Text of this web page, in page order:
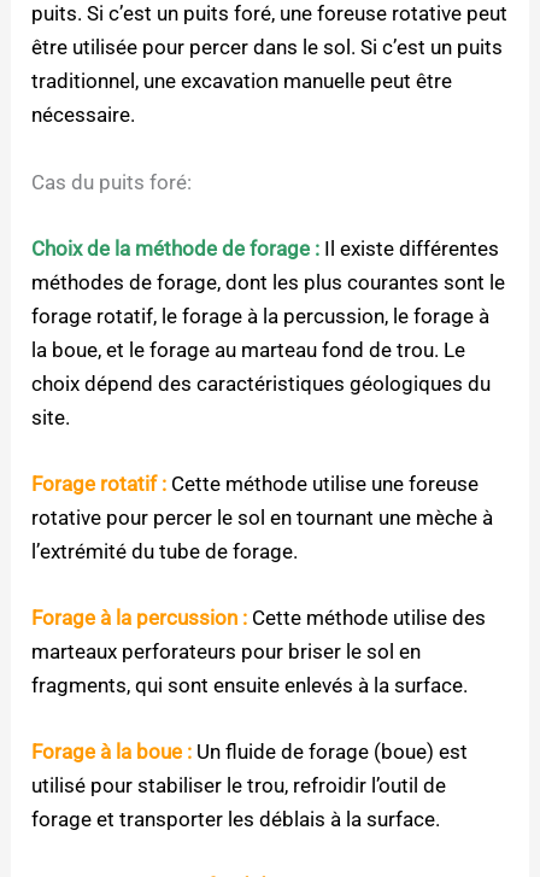
puits. Si c’est un puits foré, une foreuse rotative peut
être utilisée pour percer dans le sol. Si c’est un puits
traditionnel, une excavation manuelle peut être
nécessaire.
Cas du puits foré:
Choix de la méthode de forage : Il existe différentes
méthodes de forage, dont les plus courantes sont le
forage rotatif, le forage à la percussion, le forage à
la boue, et le forage au marteau fond de trou. Le
choix dépend des caractéristiques géologiques du
site.
Forage rotatif : Cette méthode utilise une foreuse
rotative pour percer le sol en tournant une mèche à
l’extrémité du tube de forage.
Forage à la percussion : Cette méthode utilise des
marteaux perforateurs pour briser le sol en
fragments, qui sont ensuite enlevés à la surface.
Forage à la boue : Un fluide de forage (boue) est
utilisé pour stabiliser le trou, refroidir l’outil de
forage et transporter les déblais à la surface.